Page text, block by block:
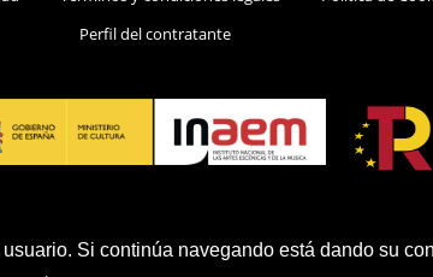
Si continúa navegando está dando su
Perfil del contratante